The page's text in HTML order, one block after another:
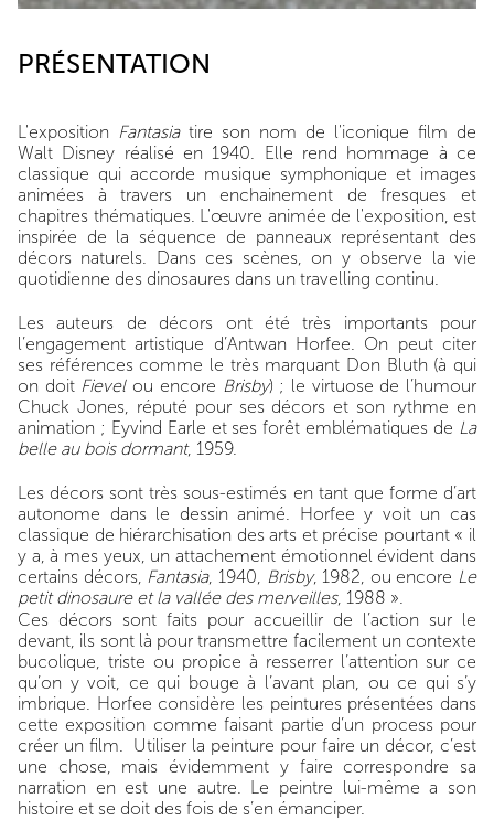
PRÉSENTATION
L'exposition Fantasiatire son nom de l'iconique film de
Walt Disney réalisé en 1940. Elle rend hommage à ce
classique qui accorde musique symphonique et images
animées à travers un enchainement de fresques et
chapitres thématiques. L'œuvre animée de l'exposition, est
inspirée de la séquence de panneaux représentant des
décors naturels. Dans ces scènes, on y observe la vie
quotidienne des dinosaures dans un travelling continu.
Les auteurs de décors ont été très importants pour
l’engagement artistique d’Antwan Horfee. On peut citer
ses références comme le très marquant Don Bluth (à qui
on doit Fievel ou encore Brisby) ; le virtuose de l’humour
Chuck Jones, réputé pour ses décors et son rythme en
animation ; Eyvind Earle et ses forêt emblématiques de La
belle au bois dormant, 1959.
Les décors sont très sous-estimés en tant que forme d’art
autonome dans le dessin animé. Horfee y voit un cas
classique de hiérarchisation des arts et précise pourtant « il
y a, à mes yeux, un attachement émotionnel évident dans
certains décors, Fantasia, 1940, Brisby, 1982, ou encore Le
petit dinosaure et la vallée des merveilles, 1988 ».
Ces décors sont faits pour accueillir de l’action sur le
devant, ils sont là pour transmettre facilement un contexte
bucolique, triste ou propice à resserrer l’attention sur ce
qu’on y voit, ce qui bouge à l’avant plan, ou ce qui s’y
imbrique. Horfee considère les peintures présentées dans
cette exposition comme faisant partie d’un process pour
créer un film. Utiliser la peinture pour faire un décor, c’est
une chose, mais évidemment y faire correspondre sa
narration en est une autre. Le peintre lui-même a son
histoire et se doit des fois de s’en émanciper.